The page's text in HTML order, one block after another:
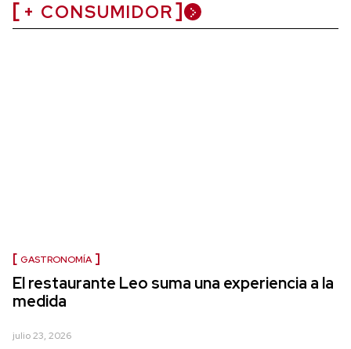
+ CONSUMIDOR
GASTRONOMÍA
El restaurante Leo suma una experiencia a la
medida
julio 23, 2026